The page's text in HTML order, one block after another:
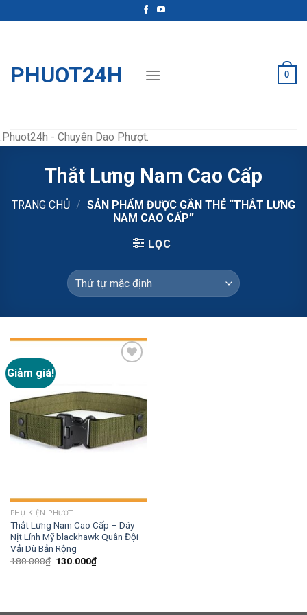
PHUOT24H 0
.Phuot24h - Chuyên Dao Phượt.
Thắt Lưng Nam Cao Cấp
TRANG CHỦ / SẢN PHẨM ĐƯỢC GẮN THẺ “THẮT LƯNG
NAM CAO CẤP”
LỌC
Giảm giá!
PHỤ KIỆN PHƯỢT
Thắt Lưng Nam Cao Cấp – Dây
Nịt Lính Mỹ blackhawk Quân Đội
Vải Dù Bản Rộng
180.000₫ 130.000₫